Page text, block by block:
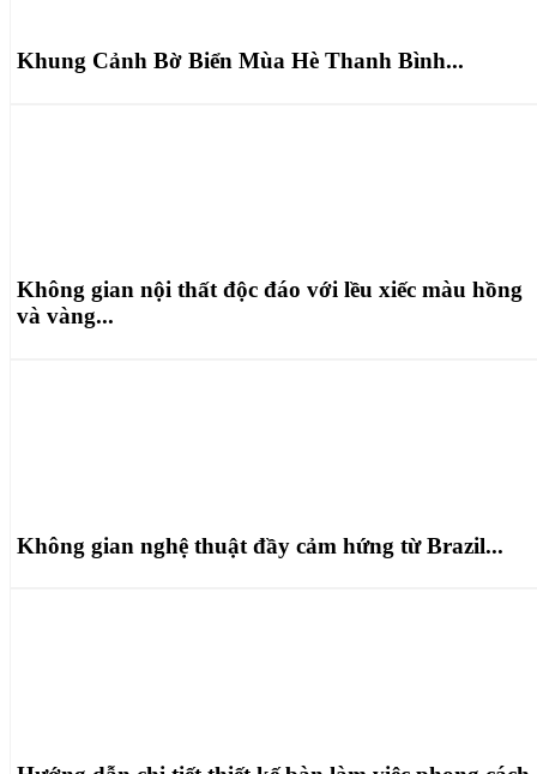
Khung Cảnh Bờ Biển Mùa Hè Thanh Bình...
Không gian nội thất độc đáo với lều xiếc màu hồng
và vàng...
Không gian nghệ thuật đầy cảm hứng từ Brazil...